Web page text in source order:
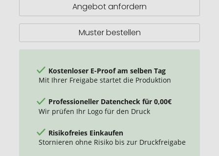
Angebot anfordern
Muster bestellen
Kostenloser E-Proof am selben Tag
Mit Ihrer Freigabe startet die Produktion
Professioneller Datencheck für 0,00€
Wir prüfen Ihr Logo für den Druck
Risikofreies Einkaufen
Stornieren ohne Risiko bis zur Druckfreigabe